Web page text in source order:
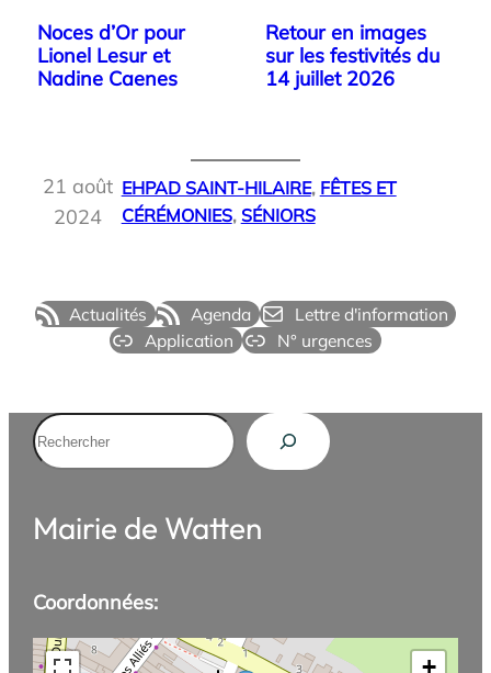
Noces d’Or pour
Lionel Lesur et
Nadine Caenes
Retour en images
sur les festivités du
14 juillet 2026
21 août
2024
EHPAD SAINT-HILAIRE, FÊTES ET
CÉRÉMONIES, SÉNIORS
Actualités Agenda
Lettre d'information
Application
N° urgences
Rechercher
Mairie de Watten
Coordonnées:
+